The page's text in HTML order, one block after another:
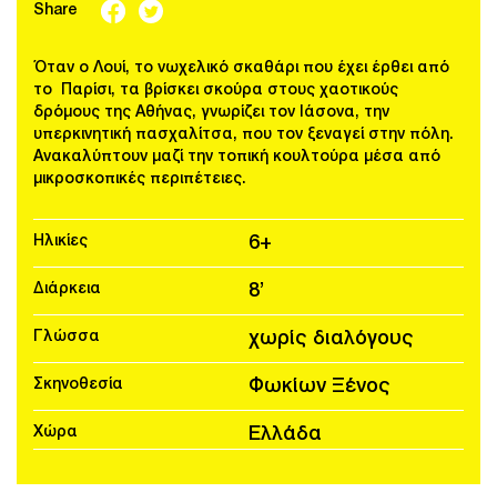
Share
Όταν ο Λουί, το νωχελικό σκαθάρι που έχει έρθει από
το Παρίσι, τα βρίσκει σκούρα στους χαοτικούς
δρόμους της Αθήνας, γνωρίζει τον Ιάσονα, την
υπερκινητική πασχαλίτσα, που τον ξεναγεί στην πόλη.
Ανακαλύπτουν μαζί την τοπική κουλτούρα μέσα από
μικροσκοπικές περιπέτειες.
Ηλικίες 6+
Διάρκεια 8’
Γλώσσα χωρίς διαλόγους
Σκηνοθεσία Φωκίων Ξένος
Χώρα Ελλάδα